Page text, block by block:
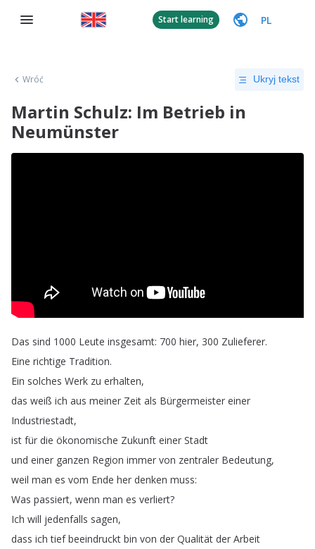
Start learning PL
Wróć Ukryj tekst
Martin Schulz: Im Betrieb in
Neumünster
Das sind 1000 Leute insgesamt: 700 hier, 300 Zulieferer.
Eine richtige Tradition.
Ein solches Werk zu erhalten,
das weiß ich aus meiner Zeit als Bürgermeister einer
Industriestadt,
ist für die ökonomische Zukunft einer Stadt
und einer ganzen Region immer von zentraler Bedeutung,
weil man es vom Ende her denken muss:
Was passiert, wenn man es verliert?
Ich will jedenfalls sagen,
dass ich tief beeindruckt bin von der Qualität der Arbeit